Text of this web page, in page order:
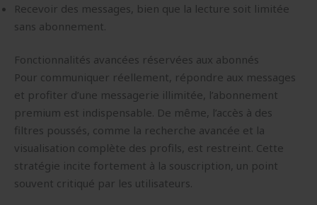
Recevoir des messages, bien que la lecture soit limitée
sans abonnement.
Fonctionnalités avancées réservées aux abonnés
Pour communiquer réellement, répondre aux messages
et profiter d’une messagerie illimitée, l’abonnement
premium est indispensable. De même, l’accès à des
filtres poussés, comme la recherche avancée et la
visualisation complète des profils, est restreint. Cette
stratégie incite fortement à la souscription, un point
souvent critiqué par les utilisateurs.